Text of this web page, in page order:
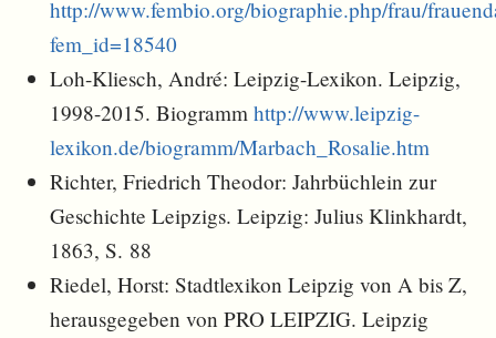
http://www.fembio.org/biographie.php/frau/
fem_id=18540
Loh-Kliesch, André: Leipzig-Lexikon. Leipzig,
1998-2015. Biogrammhttp://www.leipzig-
lexikon.de/biogramm/Marbach_Rosalie.htm
Richter, Friedrich Theodor: Jahrbüchlein zur
Geschichte Leipzigs. Leipzig: Julius Klinkhardt,
1863, S. 88
Riedel, Horst: Stadtlexikon Leipzig von A bis Z,
herausgegeben von PRO LEIPZIG. Leipzig